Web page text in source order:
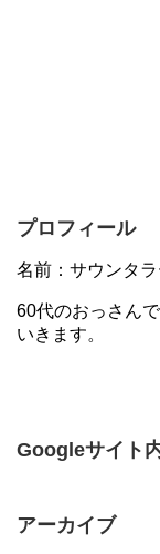
プロフィール
名前：サウンタラ
60代のおっさん
いきます。
Googleサイト
アーカイブ